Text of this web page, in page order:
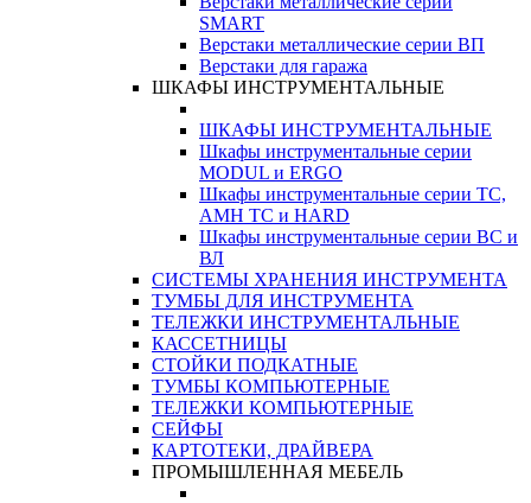
SMART
Верстаки металлические серии ВП
Верстаки для гаража
ШКАФЫ ИНСТРУМЕНТАЛЬНЫЕ
ШКАФЫ ИНСТРУМЕНТАЛЬНЫЕ
Шкафы инструментальные серии
MODUL и ERGO
Шкафы инструментальные серии ТС,
АМН ТС и HARD
Шкафы инструментальные серии ВС и
ВЛ
СИСТЕМЫ ХРАНЕНИЯ ИНСТРУМЕНТА
ТУМБЫ ДЛЯ ИНСТРУМЕНТА
ТЕЛЕЖКИ ИНСТРУМЕНТАЛЬНЫЕ
КАССЕТНИЦЫ
СТОЙКИ ПОДКАТНЫЕ
ТУМБЫ КОМПЬЮТЕРНЫЕ
ТЕЛЕЖКИ КОМПЬЮТЕРНЫЕ
СЕЙФЫ
КАРТОТЕКИ, ДРАЙВЕРА
ПРОМЫШЛЕННАЯ МЕБЕЛЬ